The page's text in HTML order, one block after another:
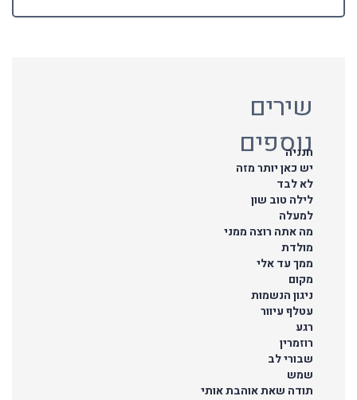
שירים
נוספים
חנניה
יש כאן יותר מזה
לא לבד
לילה טוב שון
למעלה
מה אתה רוצה ממני
מולדת
ממך עד אלי
מקום
ניגון הנשמות
עטלף עיוור
רגע
רוזמרין
שבורי לב
שמש
תודה שאת אוהבת אותי